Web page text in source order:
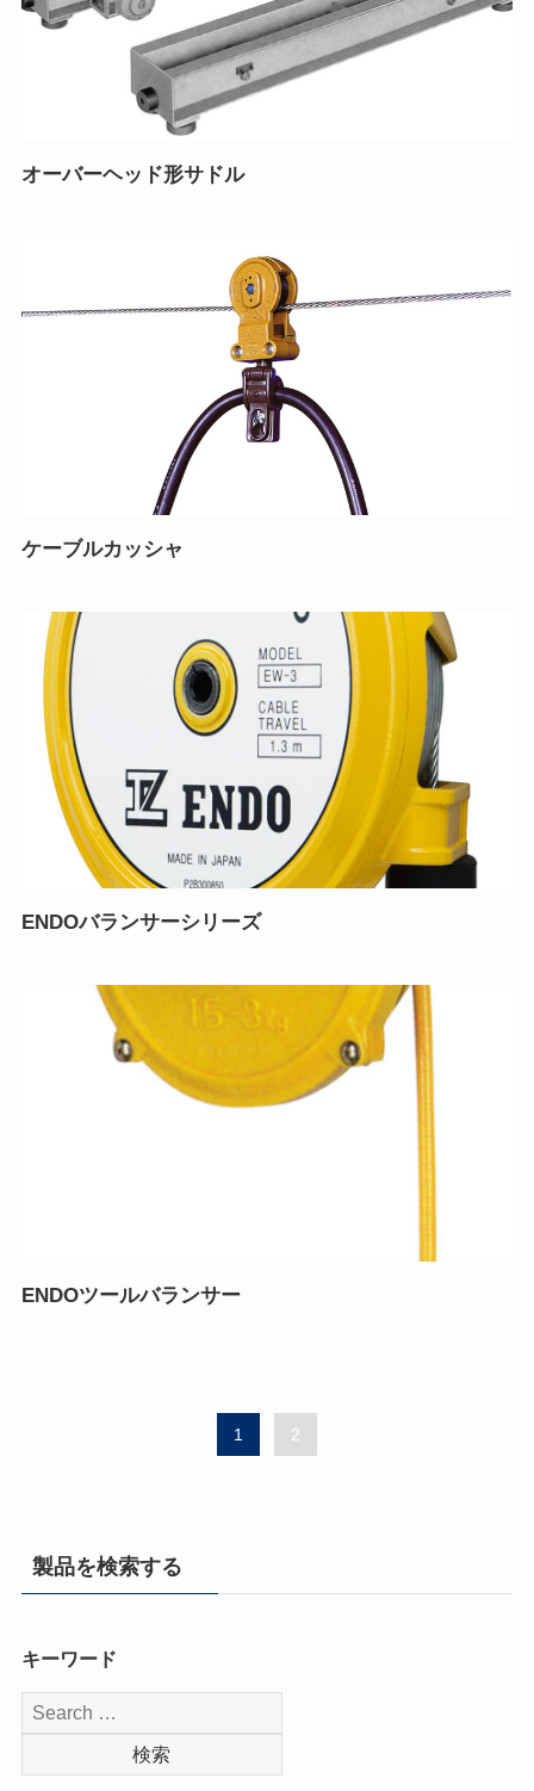
オーバーヘッド形サドル
ケーブルカッシャ
ENDOバランサーシリーズ
ENDOツールバランサー
1 2
製品を検索する
キーワード